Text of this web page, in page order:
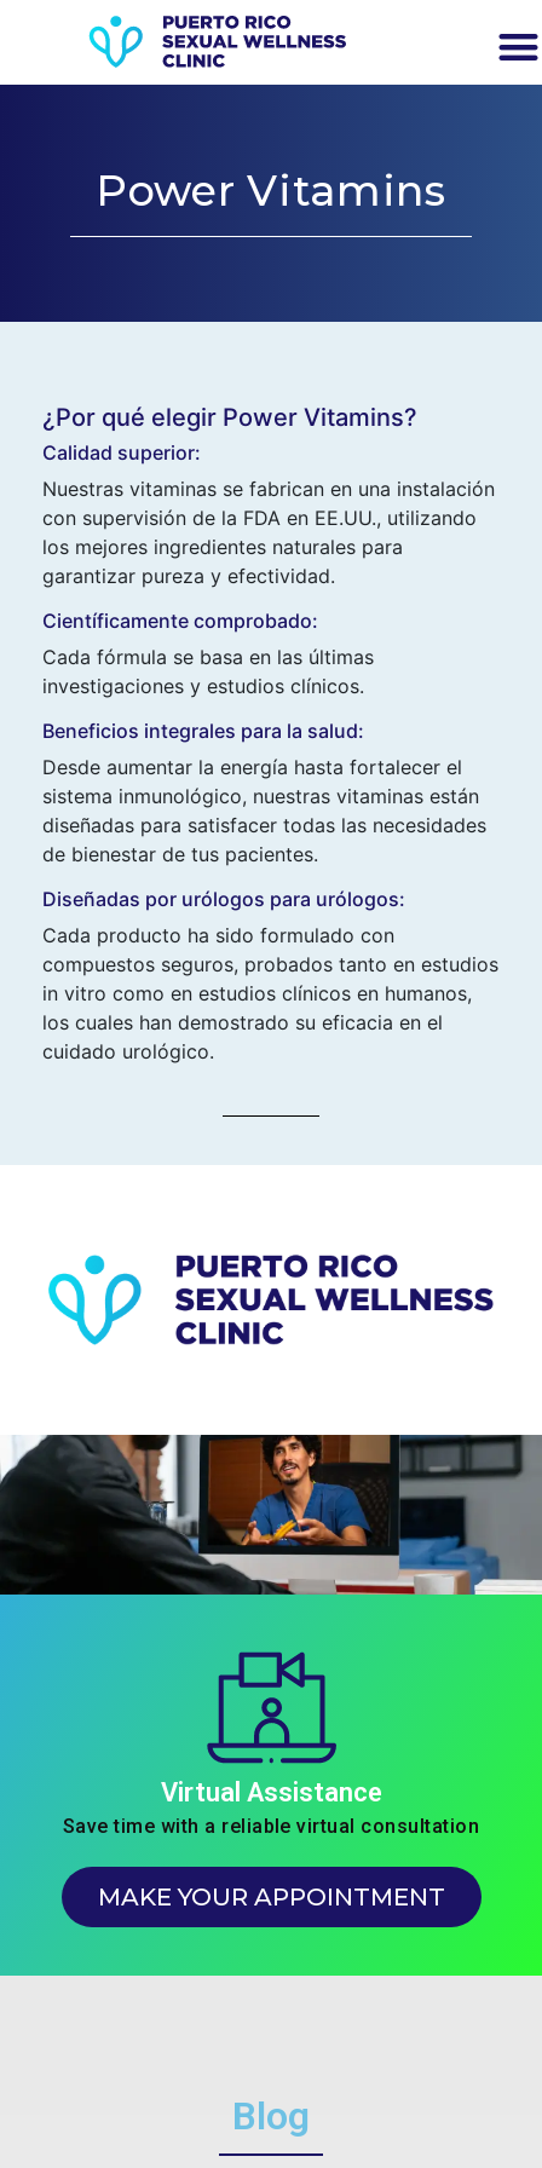
Power Vitamins
¿Por qué elegir Power Vitamins?
Calidad superior:
Nuestras vitaminas se fabrican en una instalación
con supervisión de la FDA en EE.UU., utilizando
los mejores ingredientes naturales para
garantizar pureza y efectividad.
Científicamente comprobado:
Cada fórmula se basa en las últimas
investigaciones y estudios clínicos.
Beneficios integrales para la salud:
Desde aumentar la energía hasta fortalecer el
sistema inmunológico, nuestras vitaminas están
diseñadas para satisfacer todas las necesidades
de bienestar de tus pacientes.
Diseñadas por urólogos para urólogos:
Cada producto ha sido formulado con
compuestos seguros, probados tanto en estudios
in vitro como en estudios clínicos en humanos,
los cuales han demostrado su eficacia en el
cuidado urológico.
Virtual Assistance
Save time with a reliable virtual consultation
MAKE YOUR APPOINTMENT
Blog